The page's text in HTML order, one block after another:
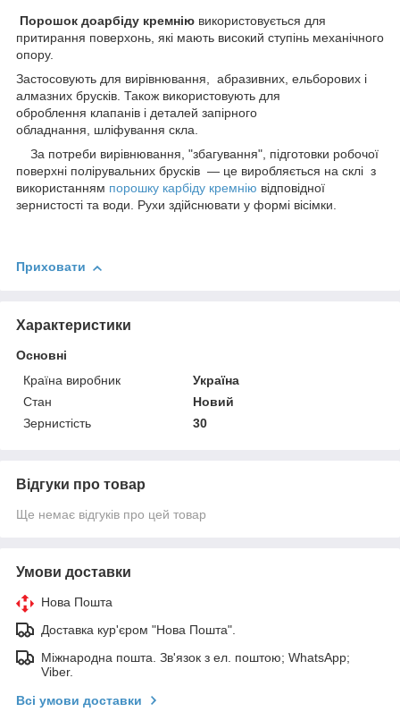
Порошок доарбіду кремнію використовується для
притирання поверхонь, які мають високий ступінь механічного
опору.
Застосовують для вирівнювання, абразивних, ельборових і
алмазних брусків. Також використовують для
оброблення клапанів і деталей запірного
обладнання, шліфування скла.
За потреби вирівнювання, "збагування", підготовки робочої
поверхні полірувальних брусків — це виробляється на склі з
використанням порошку карбіду кремнію відповідної
зернистості та води. Рухи здійснювати у формі вісімки.
Приховати
Характеристики
Основні
Країна виробник
Україна
Стан
Новий
Зернистість
30
Відгуки про товар
Ще немає відгуків про цей товар
Умови доставки
Нова Пошта
Доставка кур'єром "Нова Пошта".
Міжнародна пошта. Зв'язок з ел. поштою; WhatsApp;
Viber.
Всі умови доставки